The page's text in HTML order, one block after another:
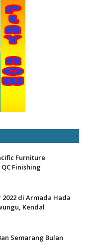
Furniture
Finishing
di Armada Hada
Kendal
Semarang Bulan